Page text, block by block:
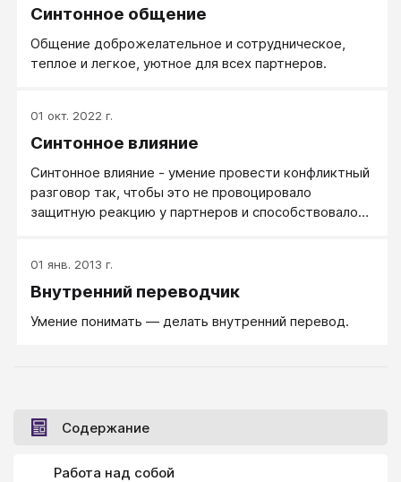
Синтонное общение
Общение доброжелательное и сотрудническое,
теплое и легкое, уютное для всех партнеров.
01 окт. 2022 г.
Синтонное влияние
Синтонное влияние - умение провести конфликтный
разговор так, чтобы это не провоцировало
защитную реакцию у партнеров и способствовало
01 янв. 2013 г.
Внутренний переводчик
Умение понимать — делать внутренний перевод.
Содержание
Работа над собой